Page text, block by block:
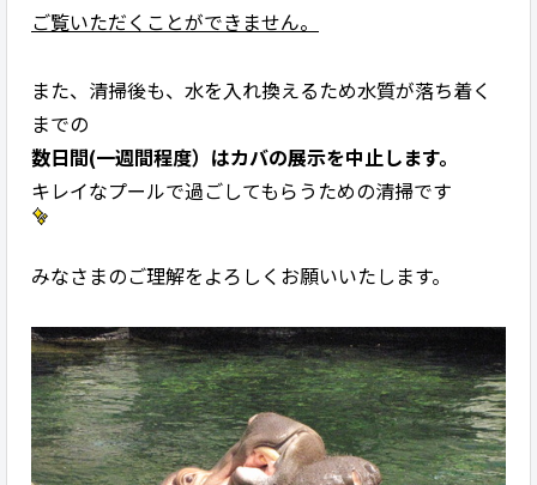
ご覧いただくことができません。
また、清掃後も、水を入れ換えるため水質が落ち着く
までの
数日間(一週間程度）はカバの展示を中止します。
キレイなプールで過ごしてもらうための清掃です
みなさまのご理解をよろしくお願いいたします。